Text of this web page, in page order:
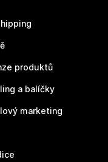
produktů
a balíčky
marketing